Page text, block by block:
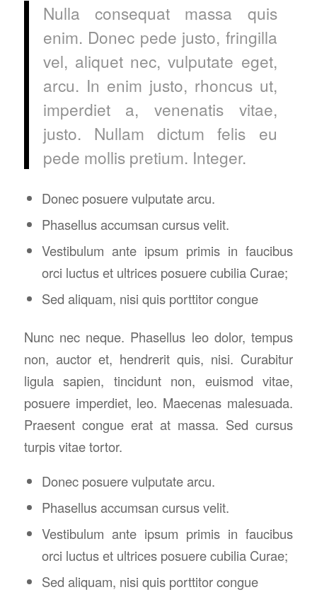
Nulla consequat massa quis
enim. Donec pede justo, fringilla
vel, aliquet nec, vulputate eget,
arcu. In enim justo, rhoncus ut,
imperdiet a, venenatis vitae,
justo. Nullam dictum felis eu
pede mollis pretium. Integer.
Donec posuere vulputate arcu.
Phasellus accumsan cursus velit.
Vestibulum ante ipsum primis in faucibus
orci luctus et ultrices posuere cubilia Curae;
Sed aliquam, nisi quis porttitor congue
Nunc nec neque. Phasellus leo dolor, tempus
non, auctor et, hendrerit quis, nisi. Curabitur
ligula sapien, tincidunt non, euismod vitae,
posuere imperdiet, leo. Maecenas malesuada.
Praesent congue erat at massa. Sed cursus
turpis vitae tortor.
Donec posuere vulputate arcu.
Phasellus accumsan cursus velit.
Vestibulum ante ipsum primis in faucibus
orci luctus et ultrices posuere cubilia Curae;
Sed aliquam, nisi quis porttitor congue